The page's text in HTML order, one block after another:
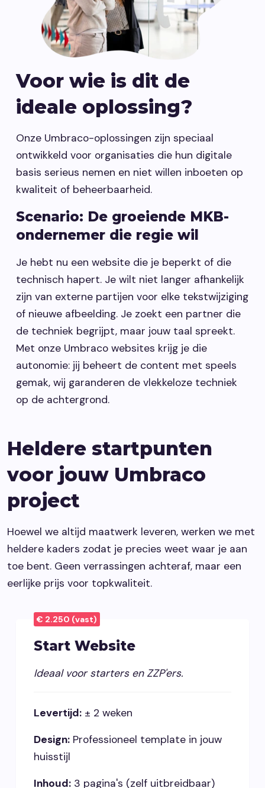
Voor wie is dit de
ideale oplossing?
Onze Umbraco-oplossingen zijn speciaal
ontwikkeld voor organisaties die hun digitale
basis serieus nemen en niet willen inboeten op
kwaliteit of beheerbaarheid.
Scenario: De groeiende MKB-
ondernemer die regie wil
Je hebt nu een website die je beperkt of die
technisch hapert. Je wilt niet langer afhankelijk
zijn van externe partijen voor elke tekstwijziging
of nieuwe afbeelding. Je zoekt een partner die
de techniek begrijpt, maar jouw taal spreekt.
Met onze Umbraco websites krijg je die
autonomie: jij beheert de content met speels
gemak, wij garanderen de vlekkeloze techniek
op de achtergrond.
Heldere startpunten
voor jouw Umbraco
project
Hoewel we altijd maatwerk leveren, werken we met
heldere kaders zodat je precies weet waar je aan
toe bent. Geen verrassingen achteraf, maar een
eerlijke prijs voor topkwaliteit.
Start Website
€ 2.250 (vast)
Ideaal voor starters en ZZP'ers.
Levertijd: ± 2 weken
Design: Professioneel template in jouw
huisstijl
Inhoud: 3 pagina's (zelf uitbreidbaar)